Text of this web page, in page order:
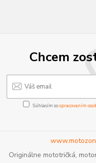
Chcem
Súhlasím sospracovaním
Originálne mototričká,